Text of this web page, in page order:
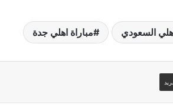
السعودي مباراة اهلي جدة